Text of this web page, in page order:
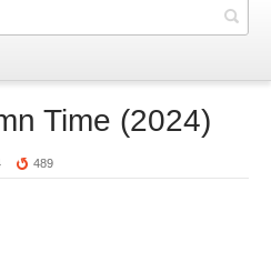
Time (2024)
489